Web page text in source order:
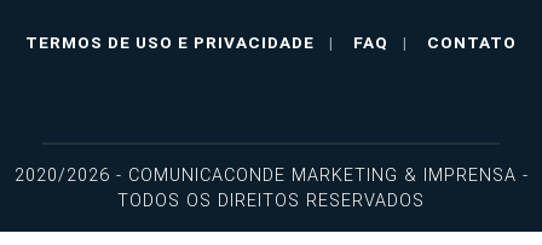
TERMOS DE USO E PRIVACIDADE | FAQ | CONTATO
2020/2026 - COMUNICACONDE MARKETING & IMPRENSA -
TODOS OS DIREITOS RESERVADOS